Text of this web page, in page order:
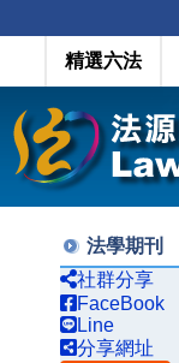
精選六法
法學期刊
社群分享
FaceBook
Line
分享網址